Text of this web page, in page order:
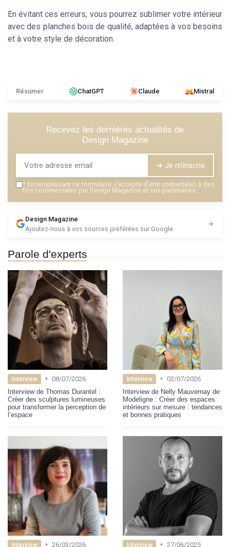
En évitant ces erreurs, vous pourrez sublimer votre intérieur
avec des planches bois de qualité, adaptées à vos besoins
et à votre style de décoration.
Résumer ChatGPT Claude Mistral
Recevez les dernières actualités de
Design Magazine
➔ Je m'inscris
* En remplissant ce formulaire, j’accepte d’être contacté(e) à des
fins commerciales par Design Magazine et ses partenaires.
Design Magazine
Ajoutez-nous à vos sources préférées sur Google
Parole d'experts
Interview • 08/07/2026
Interview de Thomas Durantel :
Créer des sculptures lumineuses
pour transformer la perception de
l’espace
Interview • 02/07/2026
Interview de Nelly Mauvernay de
Modeligne : Créer des espaces
intérieurs sur mesure : tendances
et bonnes pratiques
Interview • 26/03/2026 Interview • 27/06/2025